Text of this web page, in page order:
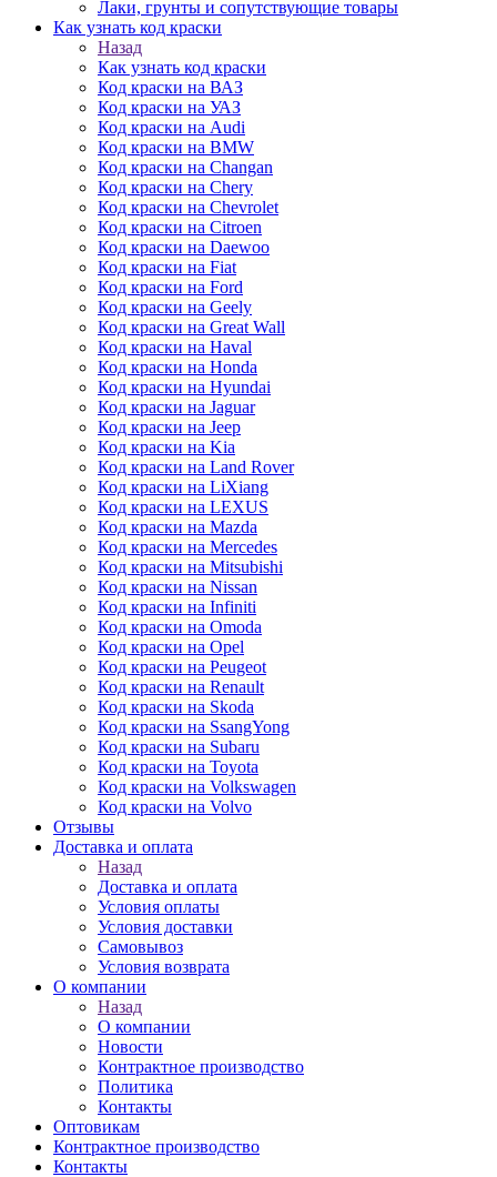
Лаки, грунты и сопутствующие товары
Как узнать код краски
Назад
Как узнать код краски
Код краски на ВАЗ
Код краски на УАЗ
Код краски на Audi
Код краски на BMW
Код краски на Changan
Код краски на Chery
Код краски на Chevrolet
Код краски на Citroen
Код краски на Daewoo
Код краски на Fiat
Код краски на Ford
Код краски на Geely
Код краски на Great Wall
Код краски на Haval
Код краски на Honda
Код краски на Hyundai
Код краски на Jaguar
Код краски на Jeep
Код краски на Kia
Код краски на Land Rover
Код краски на LiXiang
Код краски на LEXUS
Код краски на Mazda
Код краски на Mercedes
Код краски на Mitsubishi
Код краски на Nissan
Код краски на Infiniti
Код краски на Omoda
Код краски на Opel
Код краски на Peugeot
Код краски на Renault
Код краски на Skoda
Код краски на SsangYong
Код краски на Subaru
Код краски на Toyota
Код краски на Volkswagen
Код краски на Volvo
Отзывы
Доставка и оплата
Назад
Доставка и оплата
Условия оплаты
Условия доставки
Самовывоз
Условия возврата
О компании
Назад
О компании
Новости
Контрактное производство
Политика
Контакты
Оптовикам
Контрактное производство
Контакты